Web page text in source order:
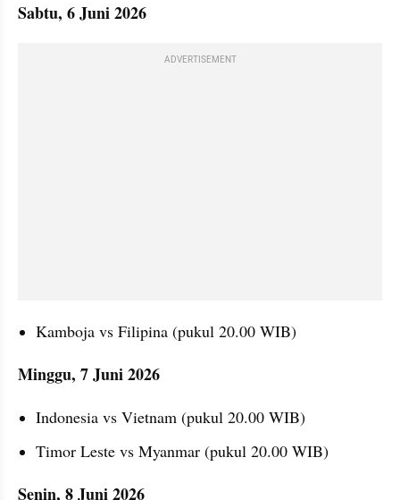
Sabtu, 6 Juni 2026
ADVERTISEMENT
Kamboja vs Filipina (pukul 20.00 WIB)
Minggu, 7 Juni 2026
Indonesia vs Vietnam (pukul 20.00 WIB)
Timor Leste vs Myanmar (pukul 20.00 WIB)
Senin, 8 Juni 2026